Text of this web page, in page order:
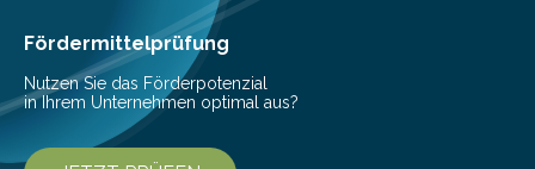
Fördermittelprüfung
Nutzen Sie das Förderpotenzial
in Ihrem Unternehmen optimal aus?